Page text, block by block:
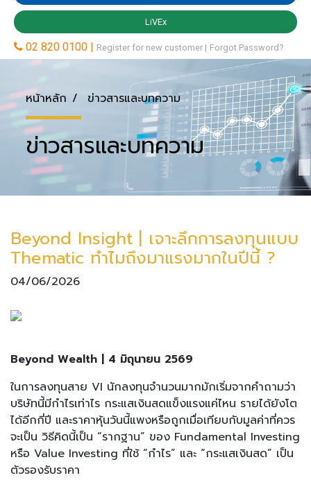
หน้าหลัก ข่าวสารและบทความ
ข่าวสารและบทความ
Beyond Insight | เจาะลึกการลงทุนแบบ
Thematic ทำไมถึงมาแรงมากในปีนี้ ?
04/06/2026
Beyond Wealth | 4 มิถุนายน 2569
ในการลงทุนสาย VI นักลงทุนจำนวนมากมักเริ่มจากคำถามว่า
บริษัทนี้มีกำไรเท่าไร กระแสเงินสดแข็งแรงแค่ไหน รายได้ยังโต
ได้อีกกี่ปี และราคาหุ้นวันนี้แพงหรือถูกเมื่อเทียบกับมูลค่าที่ควร
จะเป็น วิธีคิดนี้เป็น “รากฐาน” ของ Fundamental Investing
หรือ Value Investing ที่ใช้ “กำไร” และ “กระแสเงินสด” เป็น
ตัวรองรับราคา